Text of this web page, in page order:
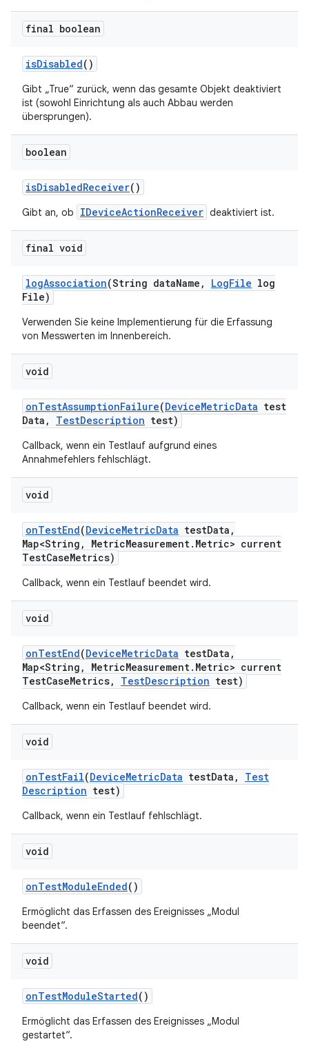
final boolean
isDisabled()
Gibt „True“ zurück, wenn das gesamte Objekt deaktiviert
ist (sowohl Einrichtung als auch Abbau werden
übersprungen).
boolean
isDisabledReceiver()
Gibt an, ob IDeviceActionReceiver deaktiviert ist.
final void
logAssociation(String dataName , LogFile log
File)
Verwenden Sie keine Implementierung für die Erfassung
von Messwerten im Innenbereich.
void
onTestAssumptionFailure(DeviceMetricData test
Data , TestDescription test)
Callback, wenn ein Testlauf aufgrund eines
Annahmefehlers fehlschlägt.
void
onTestEnd(DeviceMetricData testData ,
Map<String , MetricMeasurement. Metric> current
TestCaseMetrics)
Callback, wenn ein Testlauf beendet wird.
void
onTestEnd(DeviceMetricData testData ,
Map<String , MetricMeasurement. Metric> current
TestCaseMetrics, TestDescription test)
Callback, wenn ein Testlauf beendet wird.
void
onTestFail(DeviceMetricData testData ,
Test
Description test)
Callback, wenn ein Testlauf fehlschlägt.
void
onTestModuleEnded()
Ermöglicht das Erfassen des Ereignisses „Modul
beendet“.
void
onTestModuleStarted()
Ermöglicht das Erfassen des Ereignisses „Modul
gestartet“.